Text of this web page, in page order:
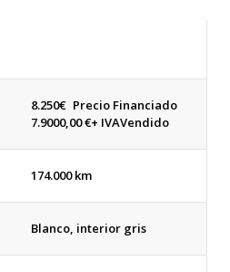
8.250€ Precio Financiado
7.9000,00 €+ IVAVendido
174.000 km
Blanco, interior gris